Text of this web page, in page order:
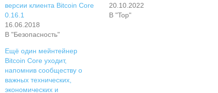
версии клиента Bitcoin Core
0.16.1
16.06.2018
В "Безопасность"
20.10.2022
В "Top"
Ещё один мейнтейнер
Bitcoin Core уходит,
напомнив сообществу о
важных технических,
экономических и